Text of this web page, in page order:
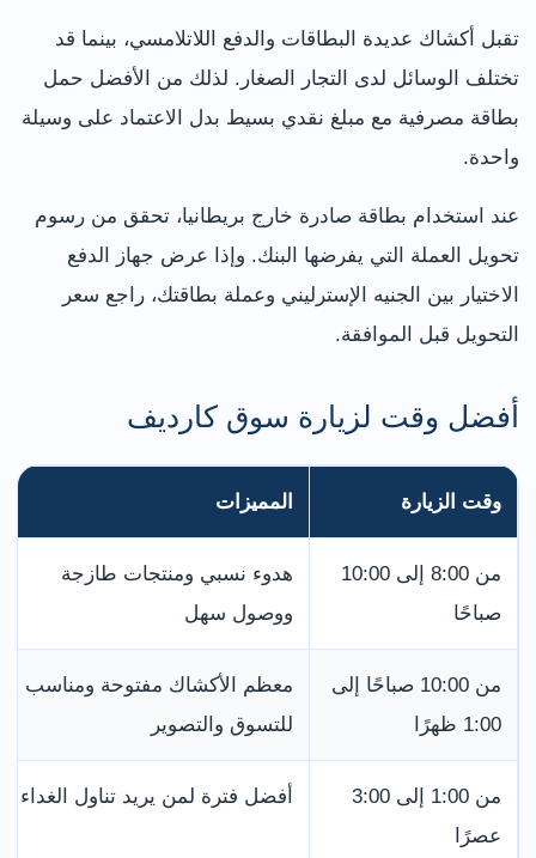
تقبل أكشاك عديدة البطاقات والدفع اللاتلامسي، بينما قد
تختلف الوسائل لدى التجار الصغار. لذلك من الأفضل حمل
بطاقة مصرفية مع مبلغ نقدي بسيط بدل الاعتماد على وسيلة
واحدة.
عند استخدام بطاقة صادرة خارج بريطانيا، تحقق من رسوم
تحويل العملة التي يفرضها البنك. وإذا عرض جهاز الدفع
الاختيار بين الجنيه الإسترليني وعملة بطاقتك، راجع سعر
التحويل قبل الموافقة.
أفضل وقت لزيارة سوق كارديف
وقت الزيارة المميزات
من 8:00 إلى 10:00
صباحًا
هدوء نسبي ومنتجات طازجة
ووصول سهل
من 10:00 صباحًا إلى
1:00 ظهرًا
معظم الأكشاك مفتوحة ومناسب
للتسوق والتصوير
من 1:00 إلى 3:00
عصرًا
أفضل فترة لمن يريد تناول الغداء